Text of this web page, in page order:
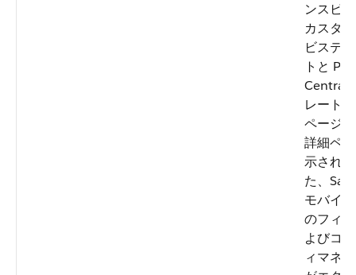
ンスビ
カスタ
ビステ
トと
Central
レート
ページ
詳細ペ
示され
た、
モバイ
のフィ
よびコ
ィマネ